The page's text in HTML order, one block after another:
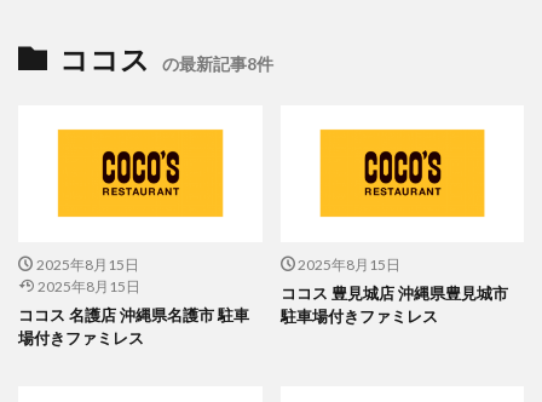
ココス の最新記事8件
2025年8月15日
2025年8月15日
ココス 名護店 沖縄県名護市 駐車
場付きファミレス
2025年8月15日
ココス 豊見城店 沖縄県豊見城市
駐車場付きファミレス